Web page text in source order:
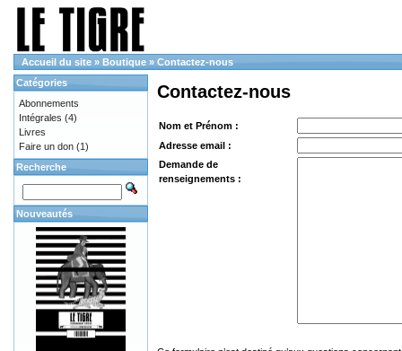
Accueil du site » Boutique » Contactez-nous
Contactez-nous
Nom et Prénom :
Adresse email :
Demande de
renseignements :
Catégories
Abonnements
Intégrales (4)
Livres
Faire un don (1)
Recherche
Nouveautés